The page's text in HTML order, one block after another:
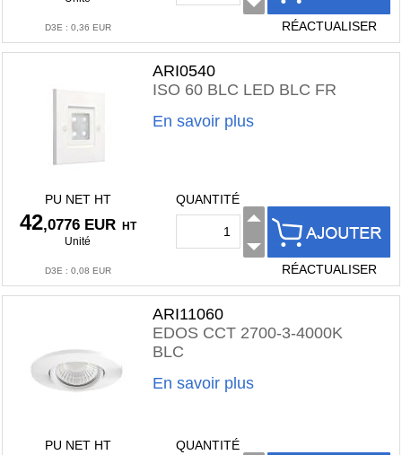
D3E : 0,36 EUR RÉACTUALISER
ARI0540
ISO 60 BLC LED BLC FR
En savoir plus
PU NET HT
42,0776 EUR
HT
Unité
D3E : 0,08 EUR
QUANTITÉ
RÉACTUALISER
ARI11060
EDOS CCT 2700-3-4000K
BLC
En savoir plus
PU NET HT QUANTITÉ